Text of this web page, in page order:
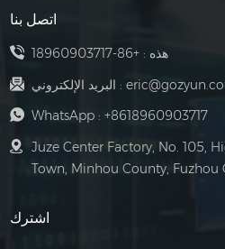
اتصل بنا
هذه :+86-18960903717
البريد الإلكتروني :
WhatsApp : +8618960903717
Juze Center Factory, No. 105,
Town, Minhou County, Fuzhou
اشترك